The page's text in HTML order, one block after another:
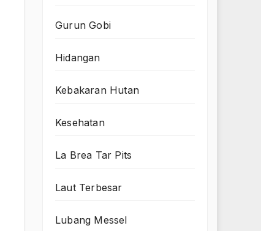
Gurun Gobi
Hidangan
Kebakaran Hutan
Kesehatan
La Brea Tar Pits
Laut Terbesar
Lubang Messel